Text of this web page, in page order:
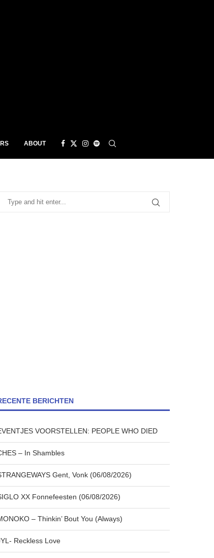
ABOUT
BERICHTEN
VOORSTELLEN: PEOPLE WHO DIED
– In Shambles
Gent, Vonk (06/08/2026)
XX Fonnefeesten (06/08/2026)
– Thinkin’ Bout You (Always)
Reckless Love